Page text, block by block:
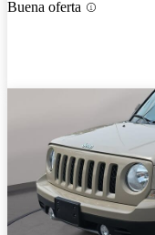
Buena oferta